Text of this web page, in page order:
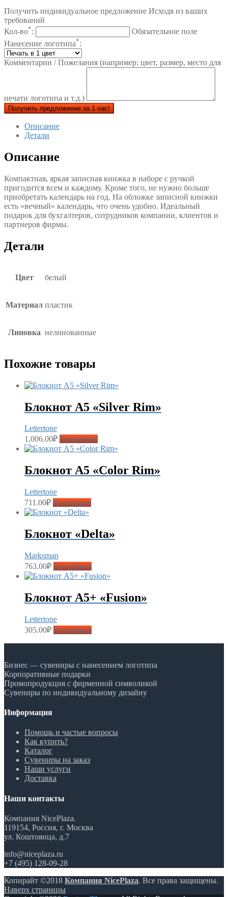
Получить индивидуальное предложение Исходя из ваших
требований
Кол-во*:
Обязательное поле
Нанесение логотипа*:
Комментарии / Пожелания (например: цвет, размер, место для
печати логотипа и т.д.)
Получить предложение за 1 час!
Описание
Детали
Описание
Компактная, яркая записная книжка в наборе с ручкой
пригодится всем и каждому. Кроме того, не нужно больше
приобретать календарь на год. На обложке записной книжки
есть «вечный» календарь, что очень удобно. Идеальный
подарок для бухгалтеров, сотрудников компании, клиентов и
партнеров фирмы.
Детали
Цвет белый
Материал пластик
Линовка нелинованные
Похожие товары
Блокнот А5 «Silver Rim»
Lettertone
1,006.00₽ Подробнее
Блокнот А5 «Color Rim»
Lettertone
711.00₽ Подробнее
Блокнот «Delta»
Marksman
763.00₽ Подробнее
Блокнот А5+ «Fusion»
Lettertone
305.00₽ Подробнее
Бизнес — сувениры с нанесением логотипа
Корпоративные подарки
Промопродукция с фирменной символикой
Сувениры по индивидуальному дизайну
Информация
Помощь и частые вопросы
Как купить?
Каталог
Сувениры на заказ
Наши услуги
Доставка
Наши контакты
Компания NicePlaza.
119154, Россия, г. Москва
ул. Коштоянца, д.7
info@niceplaza.ru
+7 (495) 128-09-28
Копирайт ©2018 Компания NicePlaza. Все права защищены.
Наверх страницы